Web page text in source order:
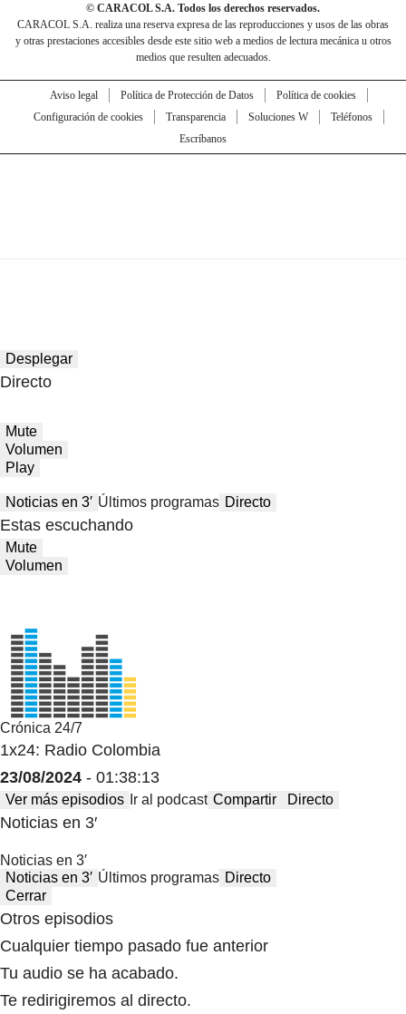
© CARACOL S.A. Todos los derechos reservados.
CARACOL S.A. realiza una reserva expresa de las reproducciones y usos de las obras
y otras prestaciones accesibles desde este sitio web a medios de lectura mecánica u otros
medios que resulten adecuados.
Aviso legal Política de Protección de Datos
Política de cookies
Configuración de cookies
Transparencia Soluciones W
Teléfonos
Escríbanos
Desplegar
Directo
Mute
Volumen
Play
Noticias en 3′ Últimos programas Directo
Estas escuchando
Mute
Volumen
Crónica 24/7
1x24: Radio Colombia
23/08/2024 - 01:38:13
Ver más episodios Ir al podcast Compartir Directo
Noticias en 3′
Noticias en 3′
Noticias en 3′ Últimos programas Directo
Cerrar
Otros episodios
Cualquier tiempo pasado fue anterior
Tu audio se ha acabado.
Te redirigiremos al directo.